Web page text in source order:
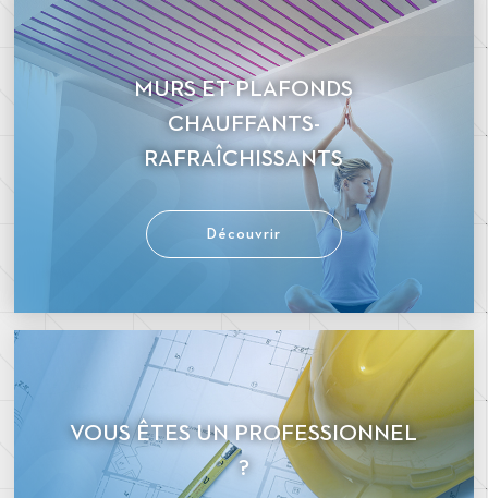
MURS ET PLAFONDS
CHAUFFANTS-
RAFRAÎCHISSANTS
Découvrir
VOUS ÊTES UN PROFESSIONNEL
?